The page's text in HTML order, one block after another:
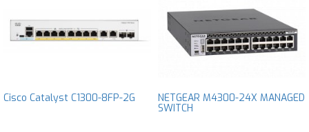
Cisco Catalyst C1300-8FP-2G NETGEAR M4300-24X MANAGED
SWITCH